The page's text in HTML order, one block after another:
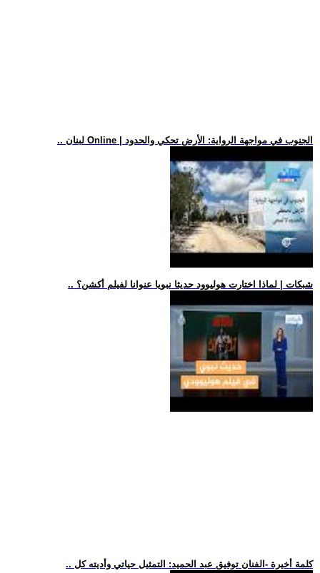
.. لبنان Online | الجنوب في مواجهة الرواية: الأرض تحكي والحدود
.. شبكات | لماذا اختارت هوليوود حديثا نبويا عنوانا لفيلم أكشن؟
.. كلمة أخيرة -الفنان توفيق عبد الحميد: التمثيل حياتي وأديته كل